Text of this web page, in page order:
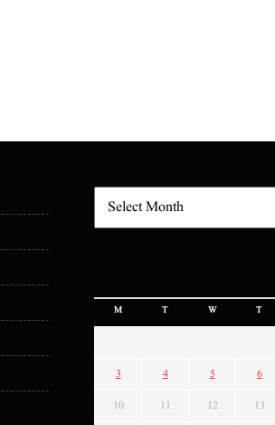
M T W T
3 4 5 6
10 11 12 13